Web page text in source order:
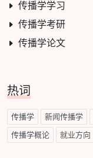
传播学学习
传播学考研
传播学论文
热词
传播学 新闻传播学
传播学概论 就业方向